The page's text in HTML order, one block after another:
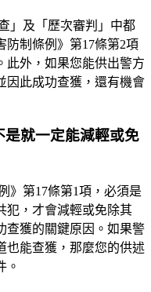
」及「歷次審判」中都
防制條例》第17條第2項
此外，如果您能供出警方
因此成功查獲，還有機會
就一定能減輕或免
》第17條第1項，必須是
犯，才會減輕或免除其
查獲的關鍵原因。如果警
也能查獲，那麼您的供述
。